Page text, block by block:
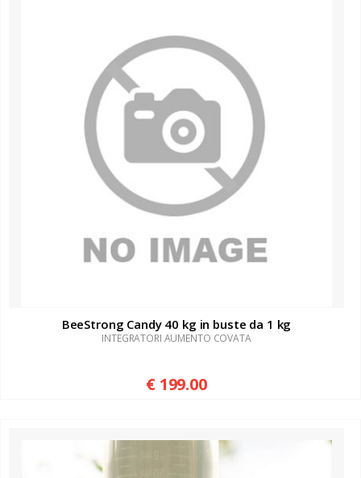
BeeStrong Candy 40 kg in buste da 1 kg
INTEGRATORI AUMENTO COVATA
€ 199.00